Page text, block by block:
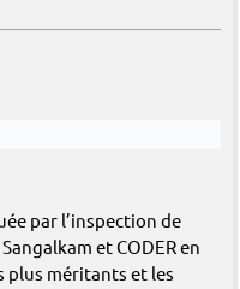
par l’inspection de
et CODER en
plus méritants et les